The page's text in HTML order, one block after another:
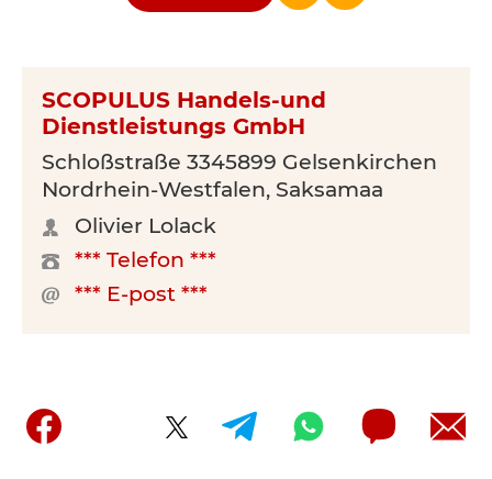
SCOPULUS Handels-und
Dienstleistungs GmbH
Schloßstraße 3345899 Gelsenkirchen
Nordrhein-Westfalen, Saksamaa
Olivier Lolack
*** Telefon ***
*** E-post ***